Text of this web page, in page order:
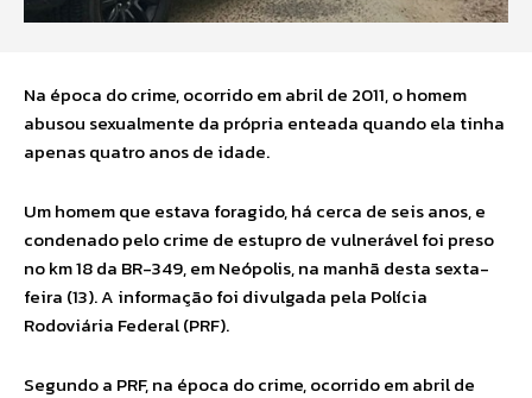
Na época do crime, ocorrido em abril de 2011, o homem
abusou sexualmente da própria enteada quando ela tinha
apenas quatro anos de idade.
Um homem que estava foragido, há cerca de seis anos, e
condenado pelo crime de estupro de vulnerável foi preso
no km 18 da BR-349, em Neópolis, na manhã desta sexta-
feira (13). A informação foi divulgada pela Polícia
Rodoviária Federal (PRF).
Segundo a PRF, na época do crime, ocorrido em abril de